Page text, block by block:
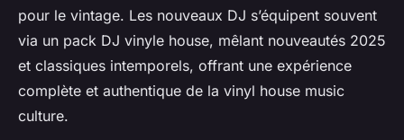
pour le vintage. Les nouveaux DJ s’équipent souvent
via un pack DJ vinyle house, mêlant nouveautés 2025
et classiques intemporels, offrant une expérience
complète et authentique de la vinyl house music
culture.